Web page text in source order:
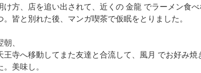
け方、店を追い出されて、近くの 金龍 でラーメン食
。皆と別れた後、マンガ喫茶で仮眠をとりました。
朝、
王寺へ移動してまた友達と合流して、風月 でお好み焼
。美味し。